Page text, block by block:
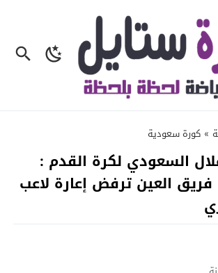
» كورة سعودية
السعودي لكرة القدم :
العين ترفض إعارة لاعب